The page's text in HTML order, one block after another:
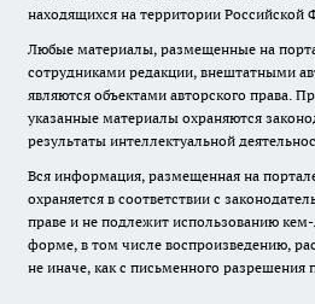
находящихся на территории Российской
Любые материалы, размещенные на
сотрудниками редакции, внештатными
являются объектами авторского права.
указанные материалы охраняются
результаты интеллектуальной
Вся информация, размещенная на
охраняется в соответствии с
праве и не подлежит использованию
форме, в том числе воспроизведению,
не иначе, как с письменного разрешения